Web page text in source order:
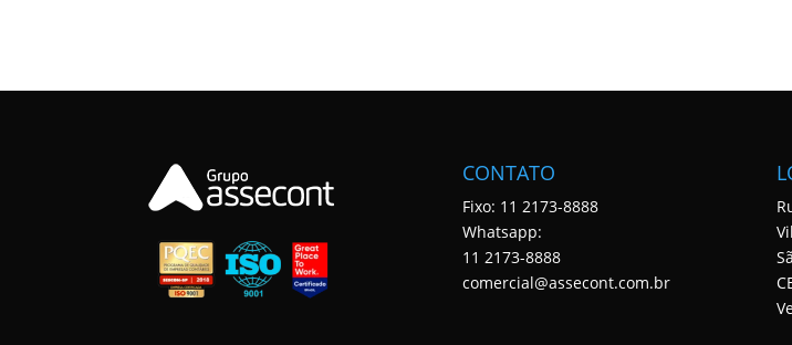
CONTATO
Fixo: 11 2173-8888
Whatsapp:
11 2173-8888
comercial@assecont.com.br